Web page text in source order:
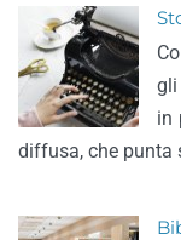
gli
in
diffusa, che punta